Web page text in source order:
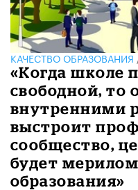
КАЧЕСТВО ОБРАЗОВАНИЯ
«Когда школе
свободной, то
внутренними
выстроит
сообщество,
будет
образования»